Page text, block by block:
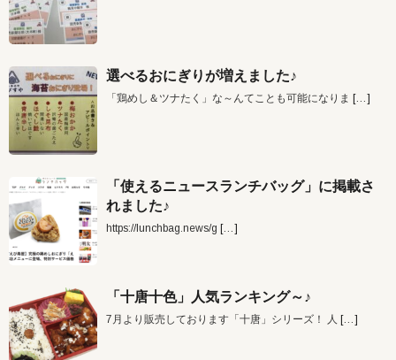
選べるおにぎりが増えました♪
「鶏めし＆ツナたく」な～んてことも可能になりま […]
「使えるニュースランチバッグ」に掲載さ
れました♪
https://lunchbag.news/g […]
「十唐十色」人気ランキング～♪
7月より販売しております「十唐」シリーズ！ 人 […]